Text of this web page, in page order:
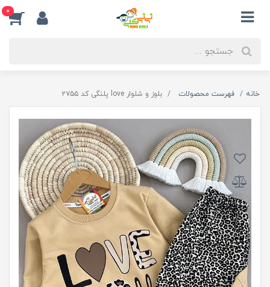
0
خانه فهرست محصولات بلوز و شلوار love پلنگی کد ۲۷۵۵